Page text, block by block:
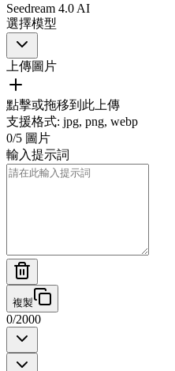
Seedream 4.0 AI
選擇模型
上傳圖片
點擊或拖移到此上傳
支援格式: jpg, png, webp
0/5 圖片
輸入提示詞
複製
0/2000